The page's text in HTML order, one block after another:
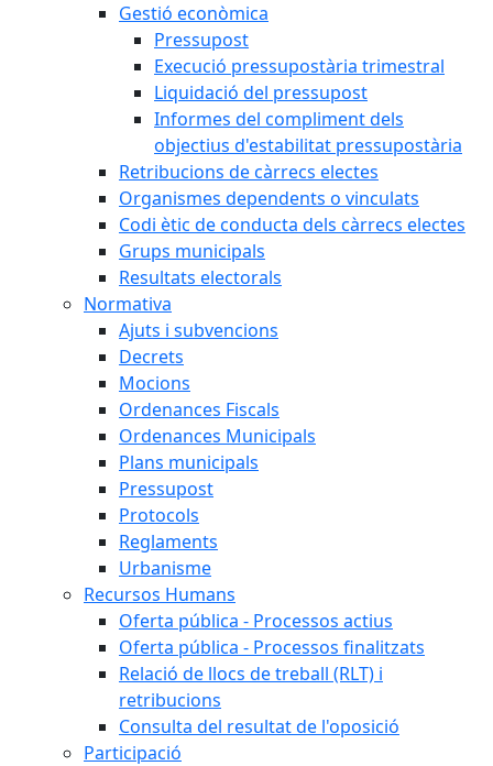
Gestió econòmica
Pressupost
Execució pressupostària trimestral
Liquidació del pressupost
Informes del compliment dels
objectius d'estabilitat pressupostària
Retribucions de càrrecs electes
Organismes dependents o vinculats
Codi ètic de conducta dels càrrecs electes
Grups municipals
Resultats electorals
Normativa
Ajuts i subvencions
Decrets
Mocions
Ordenances Fiscals
Ordenances Municipals
Plans municipals
Pressupost
Protocols
Reglaments
Urbanisme
Recursos Humans
Oferta pública - Processos actius
Oferta pública - Processos finalitzats
Relació de llocs de treball (RLT) i
retribucions
Consulta del resultat de l'oposició
Participació